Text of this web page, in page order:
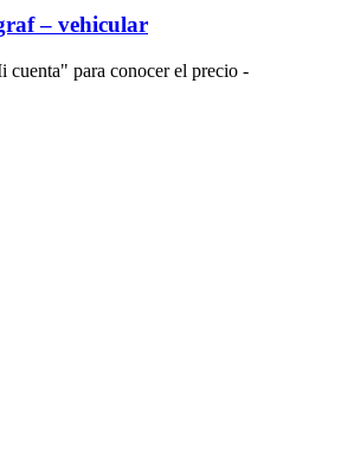
– vehicular
cuenta" para conocer el precio -